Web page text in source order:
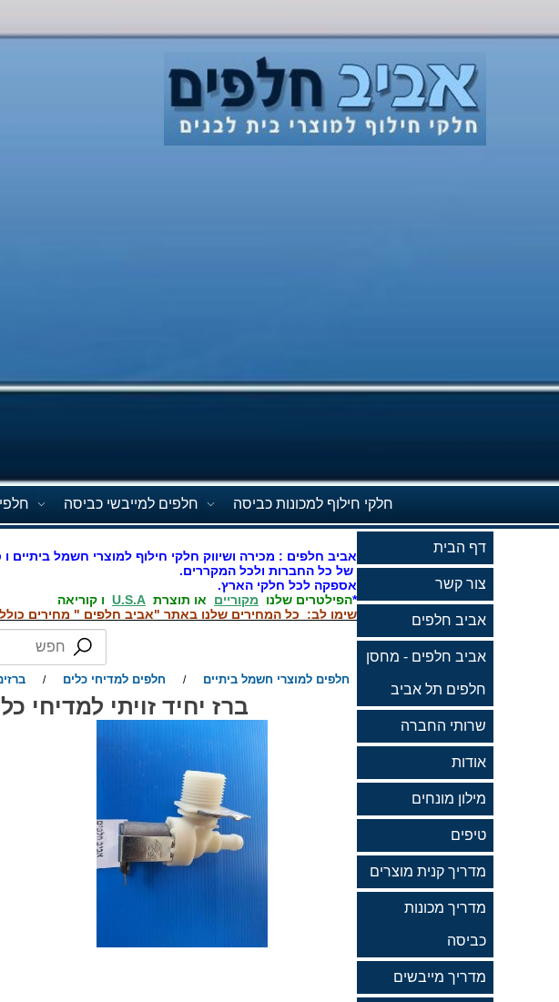
חלקי חילוף למכונות כביסה חלפים למייבשי כביסה
דף הבית
צור קשר
אביב חלפים
אביב חלפים - מחסן
חלפים תל אביב
שרותי החברה
אודות
מילון מונחים
טיפים
מדריך קנית מוצרים
מדריך מכונות
כביסה
מדריך מייבשים
אביב חלפים : מכירה ושיווק חלקי חילוף למוצרי חשמל ביתיים ו
של כל החברות ולכל המקררים.
אספקה לכל חלקי הארץ.
*הפילטרים שלנו מקוריים או תוצרת U.S.A ו קוריאה
שימו לב: כל המחירים שלנו באתר "אביב חלפים " מחירים
חלפים למוצרי חשמל ביתיים / חלפים למדיחי כלים /
ברז יחיד זויתי למדיחי